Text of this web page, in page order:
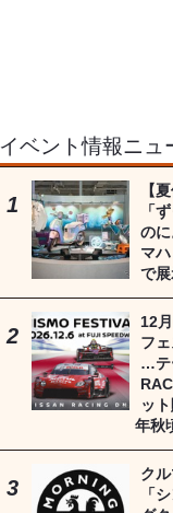
イベント情報ニュ
【
「
の
マ
で
12
フ
…テ
ッ
年秋
ク
「